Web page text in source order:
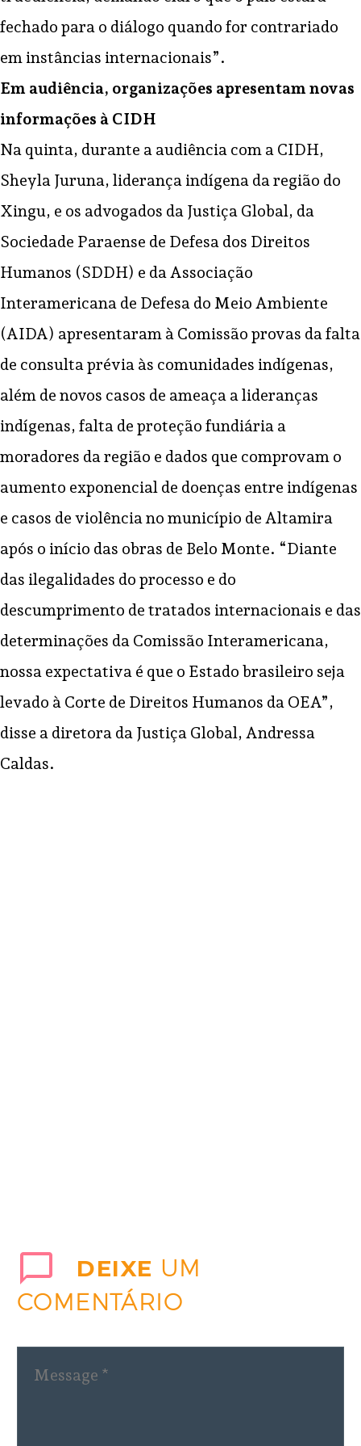
fechado para o diálogo quando for contrariado
em instâncias internacionais”.
Em audiência, organizações apresentam novas
informações à CIDH
Na quinta, durante a audiência com a CIDH,
Sheyla Juruna, liderança indígena da região do
Xingu, e os advogados da Justiça Global, da
Sociedade Paraense de Defesa dos Direitos
Humanos (SDDH) e da Associação
Interamericana de Defesa do Meio Ambiente
(AIDA) apresentaram à Comissão provas da falta
de consulta prévia às comunidades indígenas,
além de novos casos de ameaça a lideranças
indígenas, falta de proteção fundiária a
moradores da região e dados que comprovam o
aumento exponencial de doenças entre indígenas
e casos de violência no município de Altamira
após o início das obras de Belo Monte. “Diante
das ilegalidades do processo e do
descumprimento de tratados internacionais e das
determinações da Comissão Interamericana,
nossa expectativa é que o Estado brasileiro seja
levado à Corte de Direitos Humanos da OEA”,
disse a diretora da Justiça Global, Andressa
Caldas.
DEIXE UM
COMENTÁRIO